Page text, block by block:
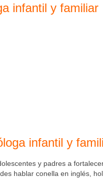
infantil y familiar
infantil y
y padres a
hablar conella en inglés,